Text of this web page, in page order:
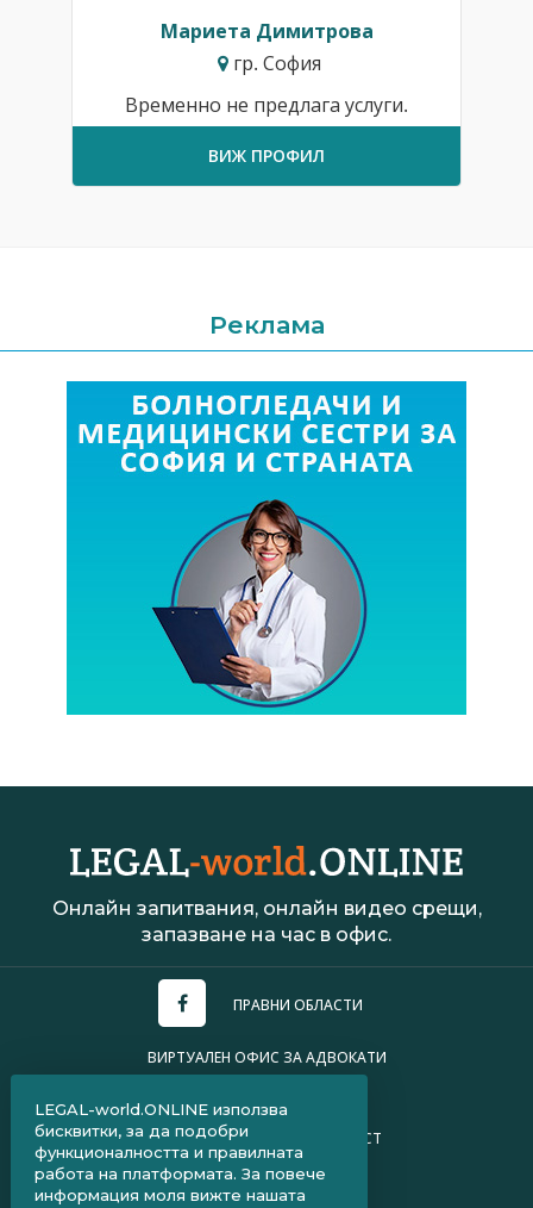
Мариета Димитрова
гр. София
Временно не предлага услуги.
ВИЖ ПРОФИЛ
Реклама
Онлайн запитвания, онлайн видео срещи,
запазване на час в офис.
ПРАВНИ ОБЛАСТИ
ВИРТУАЛЕН ОФИС ЗА АДВОКАТИ
ПОЛИТИКА ЗА ПОВЕРИТЕЛНОСТ
ЧЗВ ЗА КЛИЕНТИ
LEGAL-world.ONLINE използва
бисквитки, за да подобри
функционалността и правилната
работа на платформата. За повече
информация моля вижте нашата